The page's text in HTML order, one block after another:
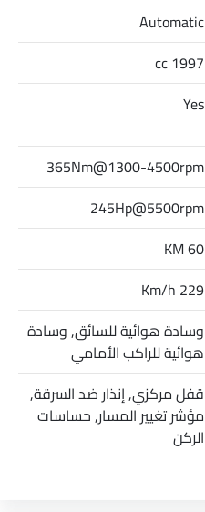
Automatic
1997 cc
Yes
365Nm@1300-4500rpm
245Hp@5500rpm
60 KM
229 Km/h
وسادة هوائية للسائق, وسادة
هوائية للراكب الأمامي
قفل مركزي, إنذار ضد السرقة,
مؤشر تغيير المسار, حساسات
الركن